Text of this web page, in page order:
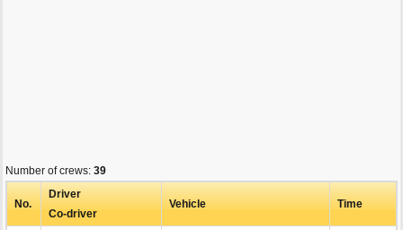
Number of crews: 39
No.
Driver
Co-driver
Vehicle Time